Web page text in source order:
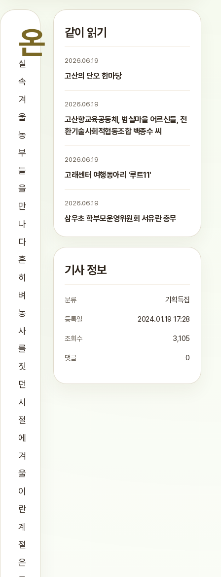
온
실
속
겨
울
농
부
들
을
만
나
다
흔
히
벼
농
사
를
짓
던
시
절
에
겨
울
이
란
계
절
은
같이 읽기
2026.06.19
고산의 단오 한마당
2026.06.19
고산향교육공동체, 범실마을 어르신들, 전
환기술사회적협동조합 백종수 씨
2026.06.19
고래센터 여행동아리 '루트11'
2026.06.19
삼우초 학부모운영위원회 서유란 총무
기사 정보
분류 기획특집
등록일 2024.01.19 17:28
조회수 3,105
댓글 0